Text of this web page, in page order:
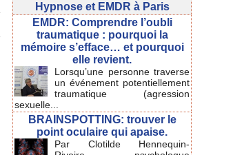
Hypnose et EMDR à Paris
EMDR: Comprendre l’oubli
traumatique : pourquoi la
mémoire s’efface… et pourquoi
elle revient.
Lorsqu’une personne traverse
un événement potentiellement
traumatique (agression
sexuelle...
BRAINSPOTTING: trouver le
point oculaire qui apaise.
Par Clotilde Hennequin-